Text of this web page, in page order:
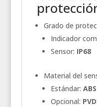
Grado de
Indicador
Sensor: IP68
Material del
Estándar: ABS
Opcional: